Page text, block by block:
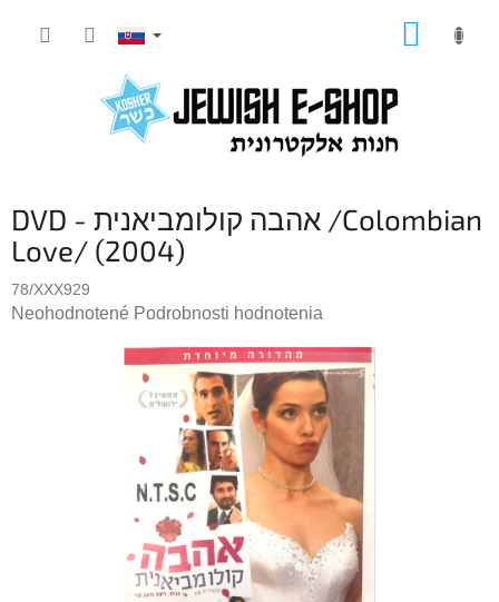
DVD - אהבה קולומביאנית /Colombian
Love/ (2004)
78/XXX929
Priemerné
Neohodnotené Podrobnosti hodnotenia